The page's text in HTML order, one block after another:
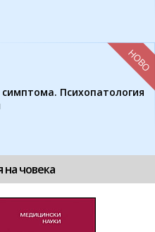
Психопатология
НОВО
на човека